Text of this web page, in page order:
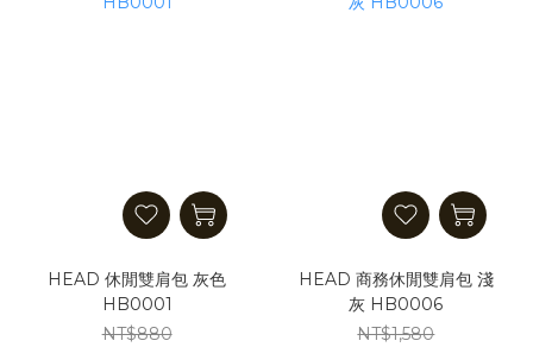
HEAD 休閒雙肩包 灰色
HB0001
NT$880
HEAD 商務休閒雙肩包 淺
灰 HB0006
NT$1,580